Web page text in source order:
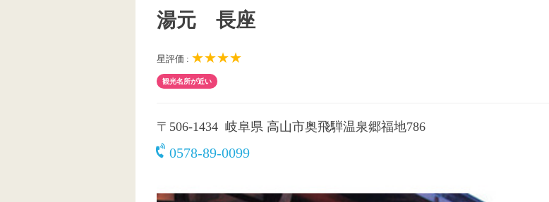
湯元 長座
星評価 : ★★★★
観光名所が近い
〒506-1434 岐阜県 高山市奥飛騨温泉郷福地786
0578-89-0099